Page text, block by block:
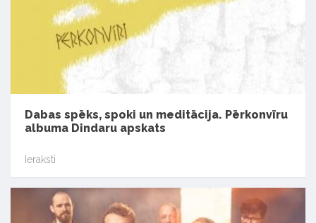
Dabas spēks, spoki un meditācija. Pērkonvīru
albuma Dindaru apskats
Ieraksti